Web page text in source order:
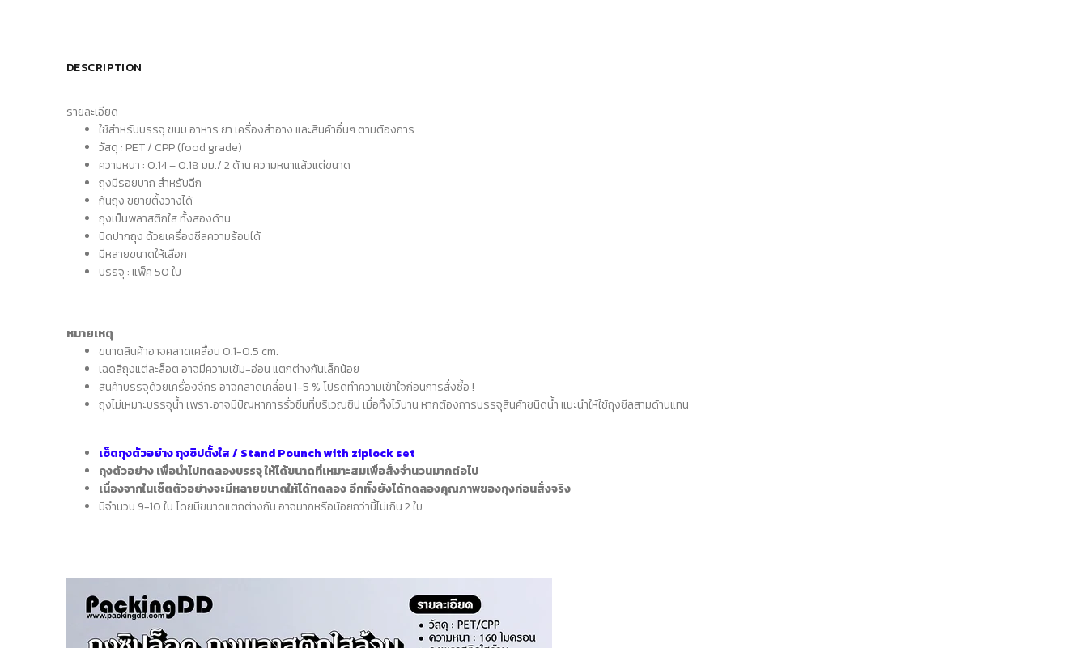
DESCRIPTION
รายละเอียด
ใช้สำหรับบรรจุ ขนม อาหาร ยา เครื่องสำอาง และสินค้าอื่นๆ ตามต้องการ
วัสดุ : PET / CPP (food grade)
ความหนา : 0.14 – 0.18 มม./ 2 ด้าน ความหนาแล้วแต่ขนาด
ถุงมีรอยบาก สำหรับฉีก
ก้นถุง ขยายตั้งวางได้
ถุงเป็นพลาสติกใส ทั้งสองด้าน
ปิดปากถุง ด้วยเครื่องซีลความร้อนได้
มีหลายขนาดให้เลือก
บรรจุ : แพ็ค 50 ใบ
หมายเหตุ
ขนาดสินค้าอาจคลาดเคลื่อน 0.1-0.5 cm.
เฉดสีถุงแต่ละล็อต อาจมีความเข้ม-อ่อน แตกต่างกันเล็กน้อย
สินค้าบรรจุด้วยเครื่องจักร อาจคลาดเคลื่อน 1-5 % โปรดทำความเข้าใจก่อนการสั่งซื้อ !
ถุงไม่เหมาะบรรจุน้ำ เพราะอาจมีปัญหาการรั่วซึมที่บริเวณซิป เมื่อทิ้งไว้นาน หากต้องการบรรจุสินค้าชนิดน้ำ แนะนำให้ใช้ถุงซีลสามด้านแทน
เซ็ตถุงตัวอย่าง ถุงซิปตั้งใส / Stand Pounch with ziplock set
ถุงตัวอย่าง เพื่อนำไปทดลองบรรจุ ให้ได้ขนาดที่เหมาะสมเพื่อสั่งจำนวนมากต่อไป
เนื่องจากในเซ็ตตัวอย่างจะมีหลายขนาดให้ได้ทดลอง อีกทั้งยังได้ทดลองคุณภาพของถุงก่อนสั่งจริง
มีจำนวน 9-10 ใบ โดยมีขนาดแตกต่างกัน อาจมากหรือน้อยกว่านี้ไม่เกิน 2 ใบ